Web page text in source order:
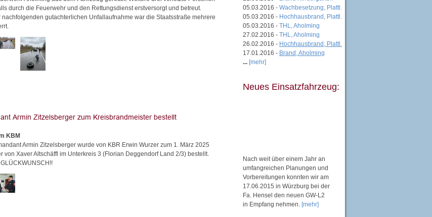
durch die Feuerwehr und den Rettungsdienst erstversorgt und betreut.
nachfolgenden gutachterlichen Unfallaufnahme war die Staatsstraße mehrere
KBM
Armin Zitzelsberger wurde von KBR Erwin Wurzer zum 1. März 2025
von Xaver Altschäffl im Unterkreis 3 (Florian Deggendorf Land 2/3) bestellt.
05.03.2016 - Wachbesetzung, Plattl.
05.03.2016 - Hochhausbrand, Plattl.
05.03.2016 - THL, Aholming
27.02.2016 - THL, Aholming
26.02.2016 - Hochhausbrand, Plattl.
17.01.2016 - Brand, Aholming
... [mehr]
Neues Einsatzfahrzeug:
Nach weit über einem Jahr an
umfangreichen Planungen und
Vorbereitungen konnten wir am
17.06.2015 in Würzburg bei der
Fa. Hensel den neuen GW-L2
in Empfang nehmen. [mehr]